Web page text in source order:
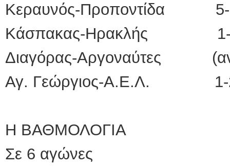
Κεραυνός-Προποντίδα
Κάσπακας-Ηρακλής
Διαγόρας-Αργοναύτες
Αγ. Γεώργιος-Α.Ε.Λ. 1-
Η ΒΑΘΜΟΛΟΓΙΑ
Σε 6 αγώνες